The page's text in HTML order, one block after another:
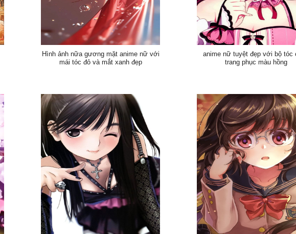
Hình ảnh nữa gương mặt anime nữ với
mái tóc đỏ và mắt xanh đẹp
anime nữ tuyệt đẹp với bộ tóc
trang phục màu hồng